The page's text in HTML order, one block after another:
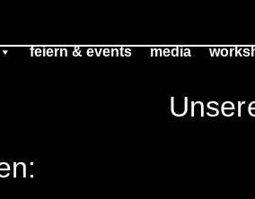
feiern & events media